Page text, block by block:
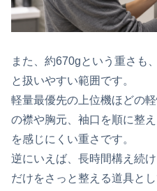
また、約670gという重さも
と扱いやすい範囲です。
軽量最優先の上位機ほどの
の襟や胸元、袖口を順に整
を感じにくい重さです。
逆にいえば、長時間構え続
だけをさっと整える道具と